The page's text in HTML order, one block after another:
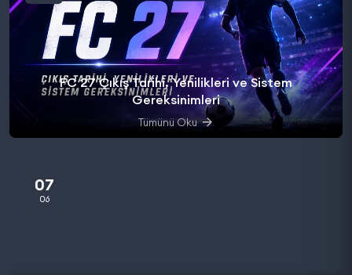
FC 27 Çıkış Tarihi, Yenilikleri ve Sistem
Gereksinimleri
Tümünü Oku
07
06